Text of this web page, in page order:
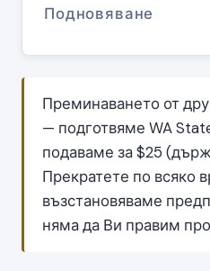
Подновяване
Преминаването от
— подготвяме WA
подаваме за $25
Прекратете по всяко
възстановяваме
няма да Ви правим